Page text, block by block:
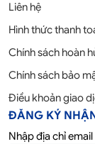
Liên hệ
Hình thức thanh
Chính sách hoàn
Chính sách bảo
Điều khoản giao
ĐĂNG KÝ
Nhập địa chỉ